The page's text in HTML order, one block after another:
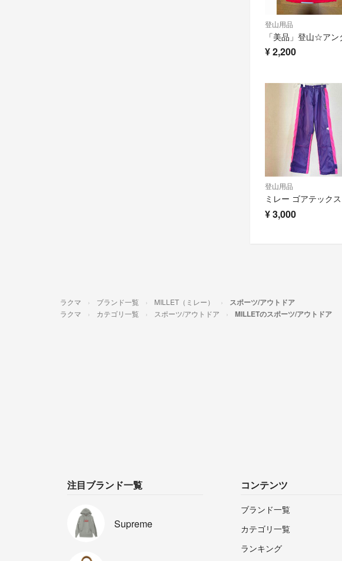
登山用品
¥2,200
登山用品
¥3,000
ラクマ ブランド一覧 MILLET（ミレー） スポーツ/アウトドア
ラクマ カテゴリ一覧 スポーツ/アウトドア MILLETのスポーツ/アウトドア
注目ブランド一覧
Supreme
コンテンツ
ブランド一覧
カテゴリ一覧
ランキング